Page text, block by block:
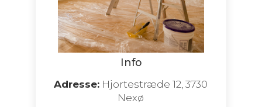
Info
Adresse: Hjortestræde 12, 3730
Nexø